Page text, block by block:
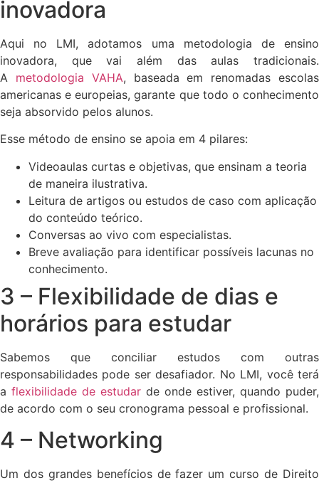
inovadora
Aqui no LMI, adotamos uma metodologia de ensino
inovadora, que vai além das aulas tradicionais.
A metodologia VAHA, baseada em renomadas escolas
americanas e europeias, garante que todo o conhecimento
seja absorvido pelos alunos.
Esse método de ensino se apoia em 4 pilares:
Videoaulas curtas e objetivas, que ensinam a teoria
de maneira ilustrativa.
Leitura de artigos ou estudos de caso com aplicação
do conteúdo teórico.
Conversas ao vivo com especialistas.
Breve avaliação para identificar possíveis lacunas no
conhecimento.
3 – Flexibilidade de dias e
horários para estudar
Sabemos que conciliar estudos com outras
responsabilidades pode ser desafiador. No LMI, você terá
a flexibilidade de estudar de onde estiver, quando puder,
de acordo com o seu cronograma pessoal e profissional.
4 – Networking
Um dos grandes benefícios de fazer um curso de Direito